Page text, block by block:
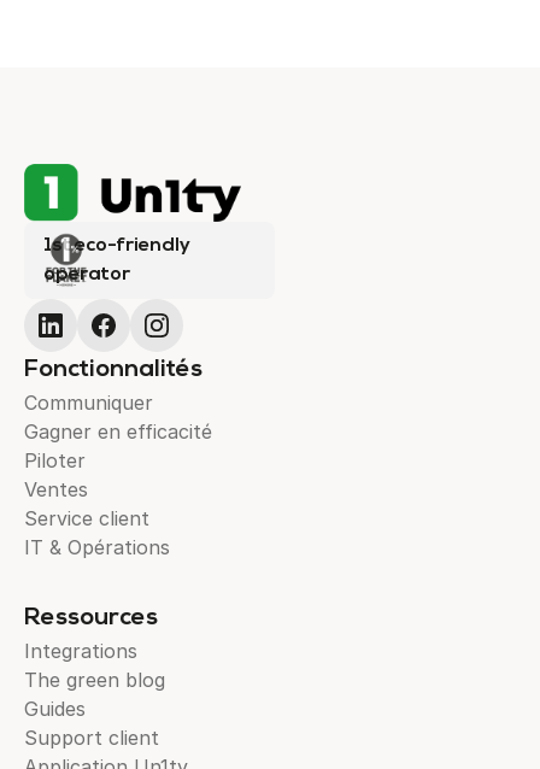
1st eco-friendly
operator
Fonctionnalités
Communiquer
Gagner en efficacité
Piloter
Ventes
Service client
IT & Opérations
Ressources
Integrations
The green blog
Guides
Support client